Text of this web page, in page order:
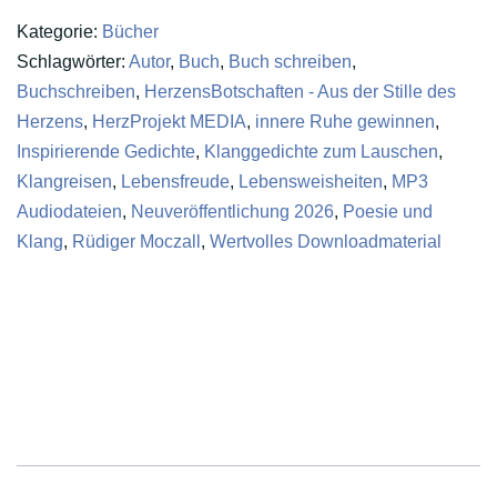
Kategorie: Bücher
Schlagwörter: Autor, Buch, Buch schreiben,
Buchschreiben, HerzensBotschaften - Aus der Stille des
Herzens, HerzProjekt MEDIA, innere Ruhe gewinnen,
Inspirierende Gedichte, Klanggedichte zum Lauschen,
Klangreisen, Lebensfreude, Lebensweisheiten, MP3
Audiodateien, Neuveröffentlichung 2026, Poesie und
Klang, Rüdiger Moczall , Wertvolles Downloadmaterial